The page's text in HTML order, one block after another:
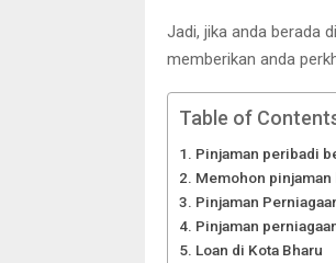
Jadi, jika anda berada
memberikan anda
Table of
Pinjaman peribadi
Memohon
Pinjaman
Pinjaman
Loan di Kota Bharu